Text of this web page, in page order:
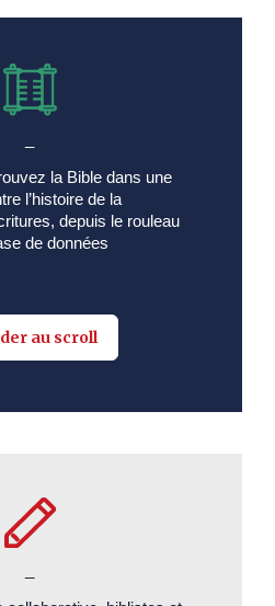
la Bible dans une
l’histoire de la
depuis le rouleau
de données
au scroll